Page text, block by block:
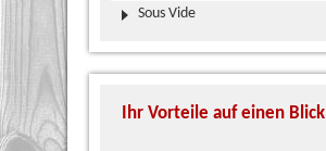
Sous Vide
Ihr Vorteile auf einen Blick